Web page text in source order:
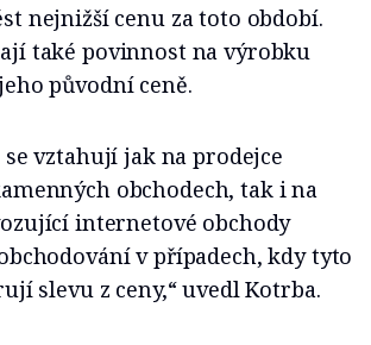
nejnižší cenu za toto období.
také povinnost na výrobku
původní ceně.
se vztahují jak na prodejce
obchodech, tak i na
internetové obchody
v případech, kdy tyto
slevu z ceny,“ uvedl Kotrba.